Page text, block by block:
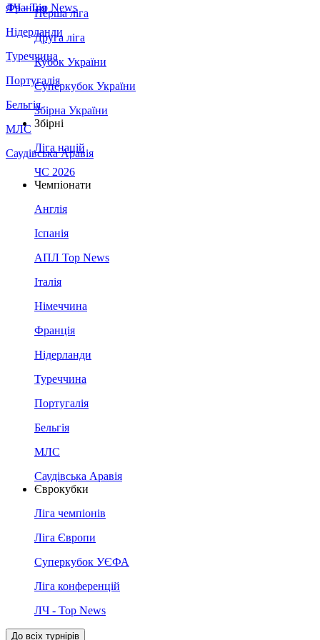
Франція
Нідерланди
Туреччина
Португалія
Бельгія
МЛС
Саудівська Аравія
ЛЧ - Top News
Перша ліга
Друга ліга
Кубок України
Суперкубок України
Збірна України
Збірні
Ліга націй
ЧС 2026
Чемпіонати
Англія
Іспанія
АПЛ Top News
Італія
Німеччина
Франція
Нідерланди
Туреччина
Португалія
Бельгія
МЛС
Саудівська Аравія
Єврокубки
Ліга чемпіонів
Ліга Європи
Суперкубок УЄФА
Ліга конференцій
ЛЧ - Top News
До всіх турнірів